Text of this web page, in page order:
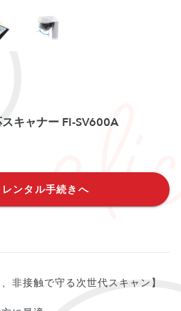
キャナー FI-SV600A
ンタル手続きへ
非接触で守る次世代スキャン】